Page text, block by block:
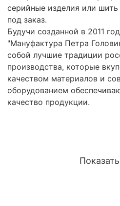
серийные изделия или
под заказ.
Будучи созданной в 2011
"Мануфактура Петра
собой лучшие традиции
производства, которые
качеством материалов и
оборудованием
качество продукции.